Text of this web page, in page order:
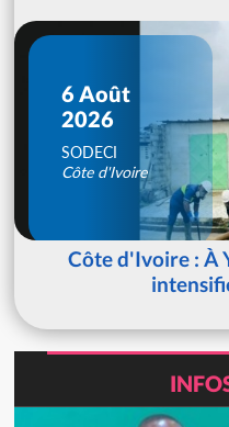
6 Août
2026
SODECI
Côte d'Ivoire
Côte d'Ivoire : À